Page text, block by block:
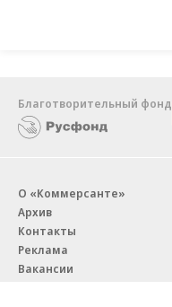
Благотворительный фонд
О «Коммерсанте»
Архив
Контакты
Реклама
Вакансии